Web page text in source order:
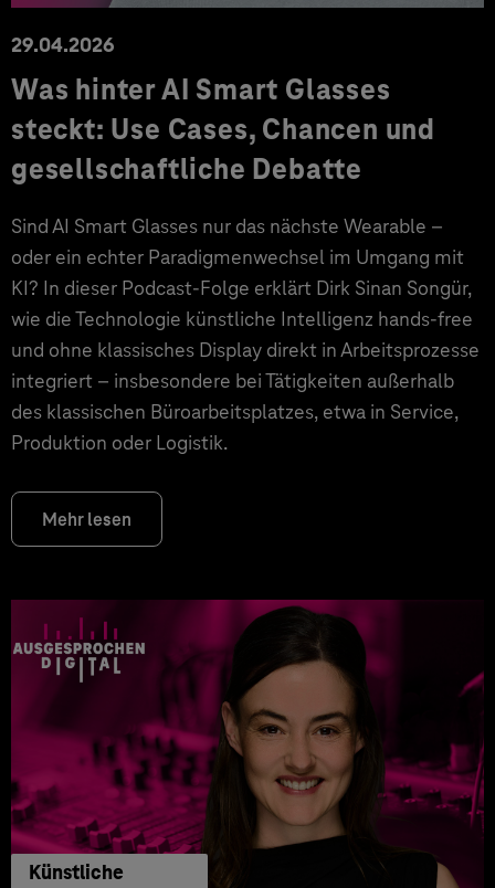
29.04.2026
Was hinter AI Smart Glasses
steckt: Use Cases, Chancen und
gesellschaftliche Debatte
Sind AI Smart Glasses nur das nächste Wearable –
oder ein echter Paradigmenwechsel im Umgang mit
KI? In dieser Podcast-Folge erklärt Dirk Sinan Songür,
wie die Technologie künstliche Intelligenz hands-free
und ohne klassisches Display direkt in Arbeitsprozesse
integriert – insbesondere bei Tätigkeiten außerhalb
des klassischen Büroarbeitsplatzes, etwa in Service,
Produktion oder Logistik.
Mehr lesen
Künstliche